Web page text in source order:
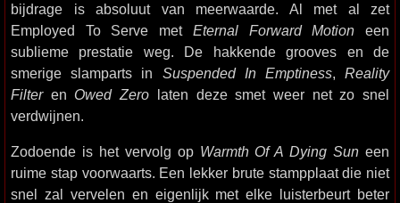
bijdrage is absoluut van meerwaarde. Al met al zet
Employed To Serve met Eternal Forward Motion een
sublieme prestatie weg. De hakkende grooves en de
smerige slamparts in Suspended In Emptiness,Reality
Filteren Owed Zero laten deze smet weer net zo snel
verdwijnen.
Zodoende is het vervolg op Warmth Of A Dying Sun een
ruime stap voorwaarts. Een lekker brute stampplaat die niet
snel zal vervelen en eigenlijk met elke luisterbeurt beter